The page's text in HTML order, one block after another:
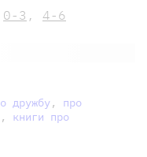
0-3 , 4-6
дружбу, про
, книги про